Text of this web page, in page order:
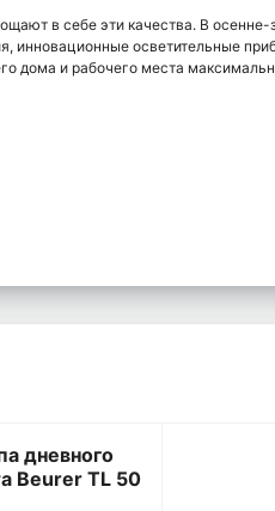
в себе эти качества. В осенне-
инновационные осветительные
дома и рабочего места
дневного
Beurer TL 50